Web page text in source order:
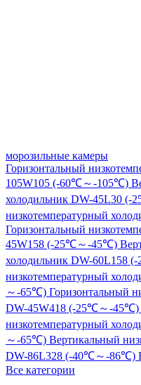
морозильные камеры
Горизонтальный
105W105 (-60℃～-105℃)
холодильник DW-45L30
низкотемпературный
Горизонтальный
45W158 (-25℃～-45℃)
холодильник DW-60L158
низкотемпературный
～-65℃) Горизонтальный
DW-45W418 (-25℃～-45℃)
низкотемпературный
～-65℃) Вертикальный
DW-86L328 (-40℃～-86℃)
Все категории